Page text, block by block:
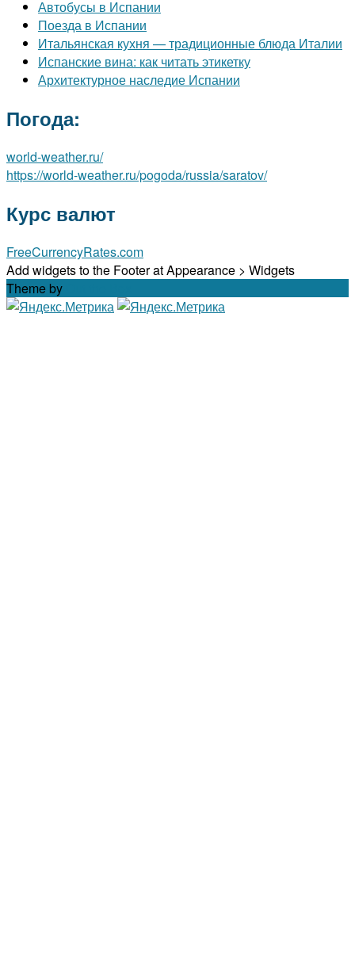
Автобусы в Испании
Поезда в Испании
Итальянская кухня — традиционные блюда Италии
Испанские вина: как читать этикетку
Архитектурное наследие Испании
Погода:
world-weather.ru/
https://world-weather.ru/pogoda/russia/saratov/
Курс валют
FreeCurrencyRates.com
Add widgets to the Footer at Appearance > Widgets
Theme by